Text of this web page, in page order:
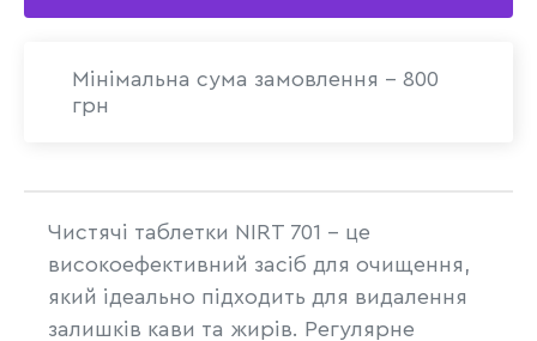
Мінімальна сума замовлення - 800
грн
Чистячі таблетки NIRT 701 - це
високоефективний засіб для очищення,
який ідеально підходить для видалення
залишків кави та жирів. Регулярне